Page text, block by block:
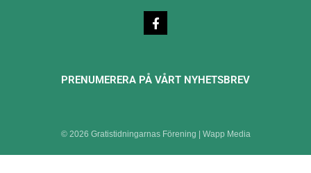
PRENUMERERA PÅ VÅRT NYHETSBREV
© 2026 Gratistidningarnas Förening | Wapp Media